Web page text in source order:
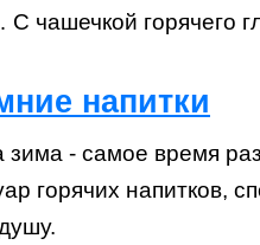
чашечкой горячего
напитки
- самое время
горячих напитков,